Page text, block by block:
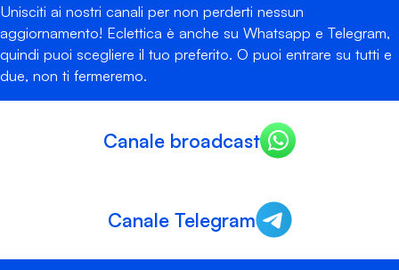
Unisciti ai nostri canali per non perderti nessun
aggiornamento! Eclettica è anche su Whatsapp e Telegram,
quindi puoi scegliere il tuo preferito. O puoi entrare su tutti e
due, non ti fermeremo.
Canale broadcast
Canale Telegram